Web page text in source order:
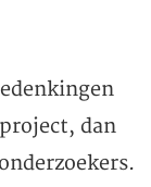
dan